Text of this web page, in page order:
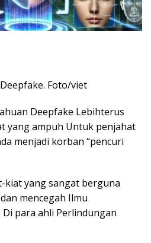
Foto/viet
Deepfake Lebihterus
yang ampuh Untuk penjahat
menjadi korban “pencuri
kiat yang sangat berguna
mencegah Ilmu
para ahli Perlindungan